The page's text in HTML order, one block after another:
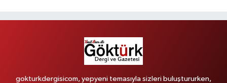
gokturkdergisicom, yepyeni temasıyla sizleri buluştururken,